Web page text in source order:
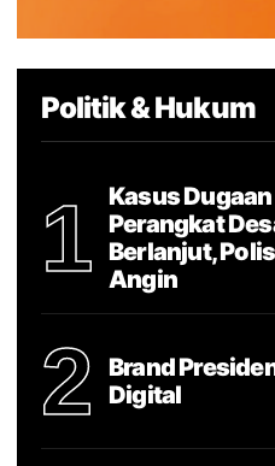
Politik & Hukum
1
Kasus
Perangkat
Berlanjut,
Angin
2
Brand
Digital